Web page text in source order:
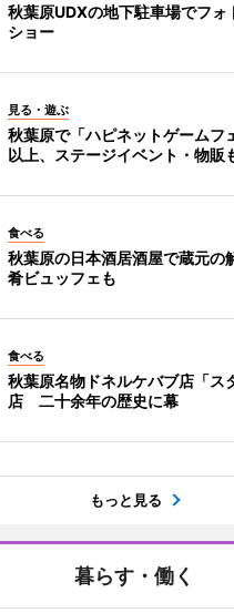
秋葉原UDXの地下駐車場でフォ
ショー
見る・遊ぶ
秋葉原で「ハピネットゲーム
以上、ステージイベント・物販
食べる
秋葉原の日本酒居酒屋で蔵元
肴ビュッフェも
食べる
秋葉原名物ドネルケバブ店「ス
店 二十余年の歴史に幕
もっと見る
暮らす・働く